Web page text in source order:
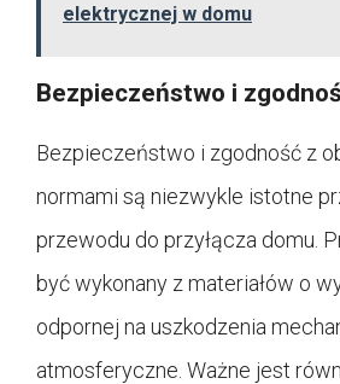
elektrycznej w domu
Bezpieczeństwo i
Bezpieczeństwo i zgodność z
normami są niezwykle istotne
przewodu do przyłącza domu.
być wykonany z materiałów o
odpornej na uszkodzenia
atmosferyczne. Ważne jest